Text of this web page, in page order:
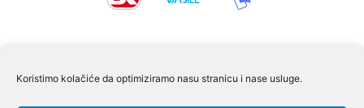
Koristimo kolačiće da optimiziramo nasu stranicu i nase usluge.